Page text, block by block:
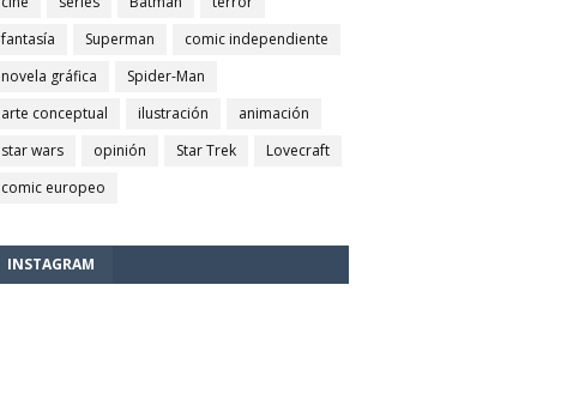
fantasía
Superman
comic independiente
novela gráfica
Spider-Man
arte conceptual
ilustración
animación
star wars
opinión Star Trek
Lovecraft
comic europeo
INSTAGRAM